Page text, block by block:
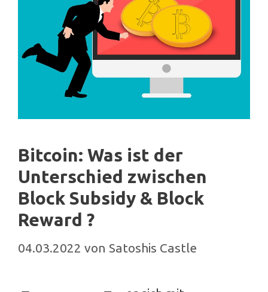
Bitcoin: Was ist der
Unterschied zwischen
Block Subsidy & Block
Reward ?
04.03.2022 von Satoshis Castle